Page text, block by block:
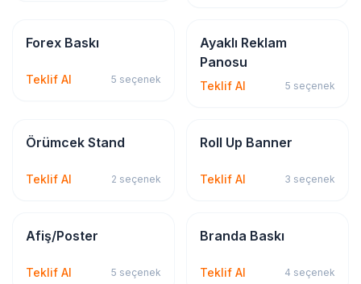
Dijital & Geniş Format
Forex Baskı
Teklif Al 5 seçenek
Tabela & Reklam
Ayaklı Reklam
Panosu
Teklif Al 5 seçenek
Tabela & Reklam
Örümcek Stand
Teklif Al 2 seçenek
Tabela & Reklam
Roll Up Banner
Teklif Al 3 seçenek
Bayrak & Flama
Afiş/Poster
Teklif Al 5 seçenek
Tabela & Reklam
Branda Baskı
Teklif Al 4 seçenek